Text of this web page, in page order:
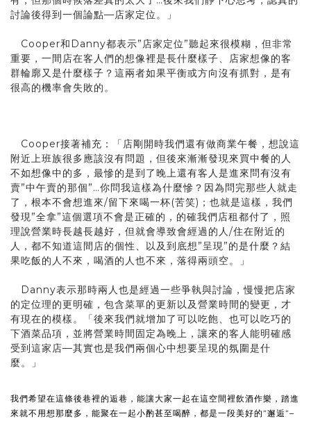
討論後得到一個論點—店家定位。」
Cooper和Danny都表示”店家定位”聽起來很模糊，但非常
重要，一間店在客人們的想像裡是長什麼樣子、店家想像的客
群輪廓又是什麼樣子？這兩者如果平衡或方向沒有抓對，是有
很高的機率會失敗的。
Cooper接著補充：「店剛開時我們還有做商業午餐，想說這
附近上班族很多應該沒有問題，但後來漸漸發現來買中餐的人
不如想像中的多，最慘的是到了晚上還有客人是進來問有沒有
賣”中午賣的那個”…你問我這樣為什麼慘？因為問完那些人就走
了，根本不會想進來/留下來喝一杯(苦笑)；也就是這樣，我們
發現”全拿”這個選項不會是正確的，的確我們店租都付了，照
理說營業時長越長越好，但就會導致會經過的人/住在附近的
人，都不知道這間店的個性、以及到底想”呈現”的是什麼？結
果吃飯的人不來，喝酒的人也不來，落得兩頭空。」
Danny表示那時兩人也是經過一些爭執與討論，慢慢把店家
的定位理的更明確，包含菜單的更新以及營業時間的變更，才
有現在的模樣。「後來我們就增加了可以吃飽、也可以吃巧的
下酒菜品項，並將營業時間固定為晚上，讓來的客人能明確感
受到這家店—其實也是我們兩個心中想要呈現的氛圍是什
麼。」
我們希望在這條後巷裡的逅巷，能讓大家一起在這空間裡飲酒作樂，踏進
來就不用想那麼多，能聚在一起小酌甚至喝醉，都是一段美好的”邂逅”–